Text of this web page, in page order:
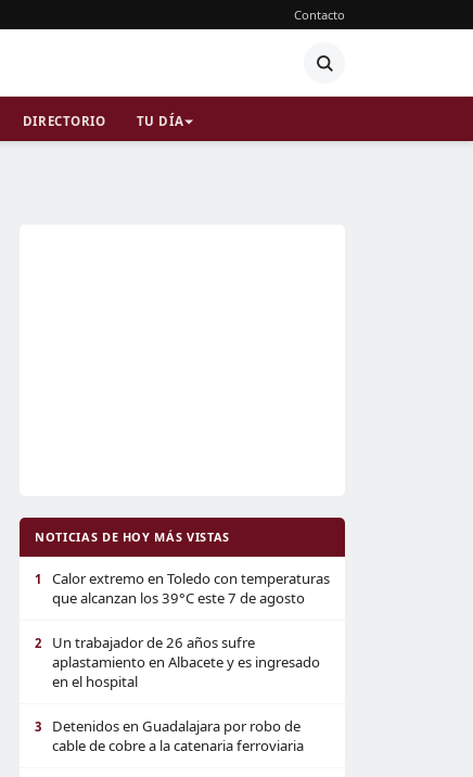
Contacto
DIRECTORIO TU DÍA
NOTICIAS DE HOY MÁS VISTAS
1
Calor extremo en Toledo con temperaturas
que alcanzan los 39°C este 7 de agosto
2
Un trabajador de 26 años sufre
aplastamiento en Albacete y es ingresado
en el hospital
3
Detenidos en Guadalajara por robo de
cable de cobre a la catenaria ferroviaria